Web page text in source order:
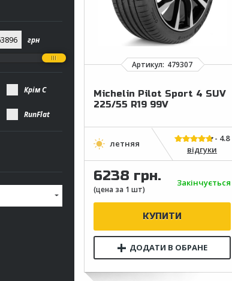
Крім С
RunFlat
Michelin Pilot Sport 4 SUV
225/55 R19 99V
відгуки
6238 грн. Закінчується